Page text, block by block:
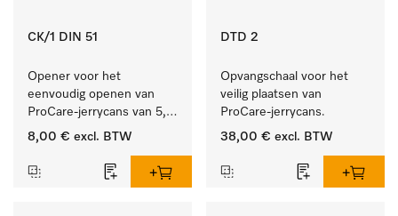
CK/1 DIN 51
Opener voor het
eenvoudig openen van
ProCare-jerrycans van 5,
10 en 20 l.
8,00 € excl. BTW
DTD 2
Opvangschaal voor het
veilig plaatsen van
ProCare-jerrycans.
38,00 € excl. BTW